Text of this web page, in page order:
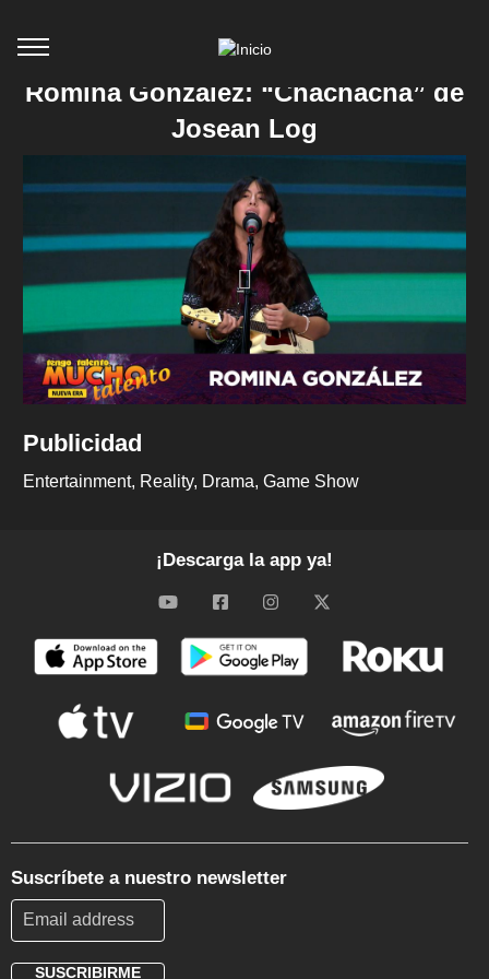
Romina Gonzalez: “Chachachá” de
Josean Log
Publicidad
Entertainment Reality Drama Game Show
¡Descarga la app ya!
Suscríbete a nuestro newsletter
SUSCRIBIRME